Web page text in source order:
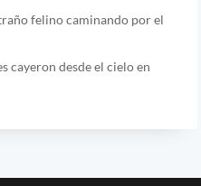
felino caminando por el
cayeron desde el cielo en